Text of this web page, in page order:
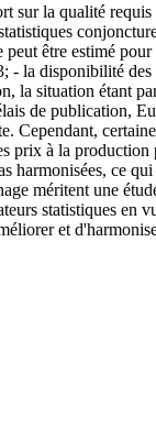
sur la qualité
être estimé
la disponibilité
la situation étant
de publication,
Cependant,
à la
ce
méritent une
statistiques en
et